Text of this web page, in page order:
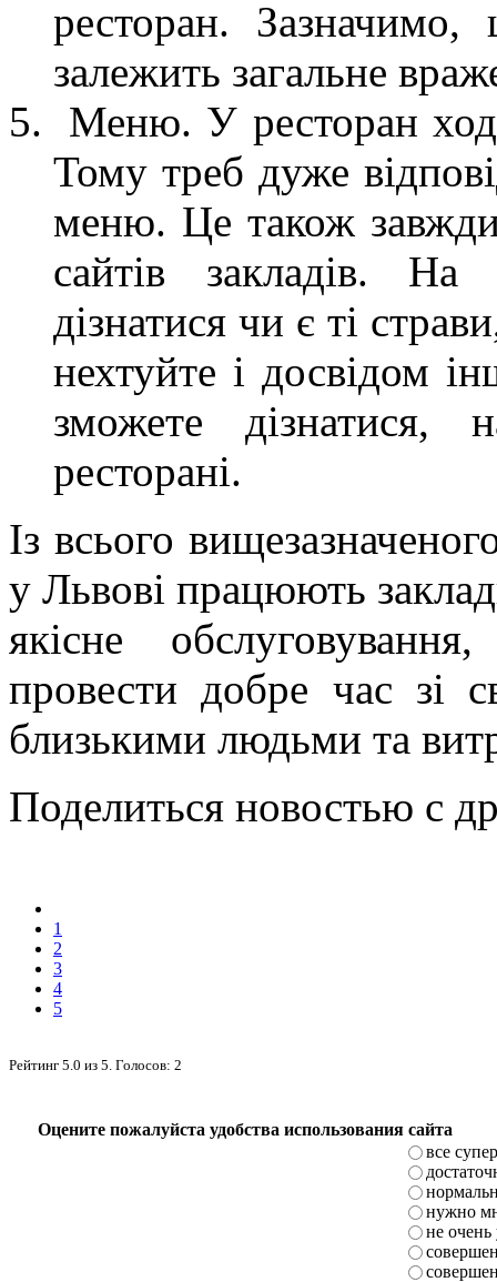
ресторан. Зазначимо,
залежить загальне
Меню. У ресторан
Тому треб дуже
меню. Це також
сайтів закладів.
дізнатися чи є ті
нехтуйте і досвідом
зможете дізнатися,
ресторані.
Із всього
у Львові працюють
якісне
провести добре час зі
близькими людьми та
Поделиться новостью с
1
2
3
4
5
Рейтинг 5.0 из 5 . Голосов: 2
Оцените пожалуйста удобства использования сайта
все супер
нужно
не очень